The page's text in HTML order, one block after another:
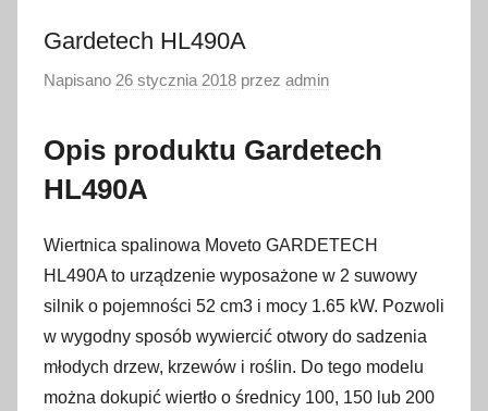
Gardetech HL490A
Napisano 26 stycznia 2018 przez admin
Opis produktu Gardetech
HL490A
Wiertnica spalinowa Moveto GARDETECH
HL490A to urządzenie wyposażone w 2 suwowy
silnik o pojemności 52 cm3 i mocy 1.65 kW. Pozwoli
w wygodny sposób wywiercić otwory do sadzenia
młodych drzew, krzewów i roślin. Do tego modelu
można dokupić wiertło o średnicy 100, 150 lub 200